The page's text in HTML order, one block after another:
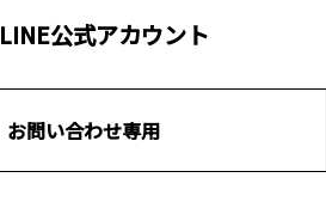
LINE公式アカウント
お問い合わせ専用